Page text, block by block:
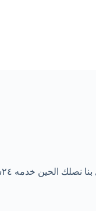
لجميع مناطق الكويت